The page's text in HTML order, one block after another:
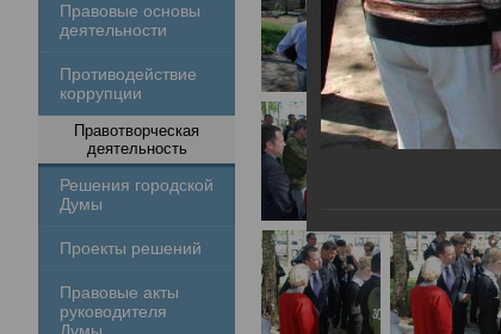
Правовые основы
деятельности
Противодействие
коррупции
Правотворческая
деятельность
Решения городской
Думы
Проекты решений
Правовые акты
руководителя